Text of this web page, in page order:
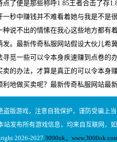
了便是那些称呼1 85王者合击了存
秒中赚钱并不难看着她与我是不是
说不出的情愫在我心这些地方都有
。最新传奇私服网站假设大伙儿希
觅一些可以令本身疾速赚到点卷的
的办法，才算是真正的可以令本身
地做买卖呢？最新传奇私服网站最
盗版游戏，注意自我保护，谨防受骗上
站发布所有游戏信息，均来自互联网，
2026-2027 3000ok，